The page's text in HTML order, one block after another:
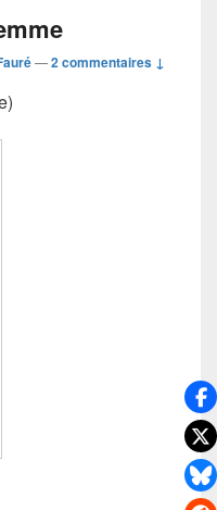
—2 commentaires ↓